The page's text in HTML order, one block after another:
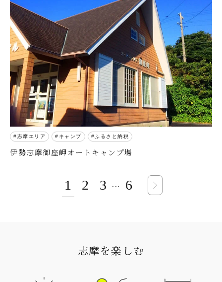
志摩エリア キャンプ ふるさと納税
伊勢志摩御座岬オートキャンプ場
1 2 3 ... 6
志摩を楽しむ